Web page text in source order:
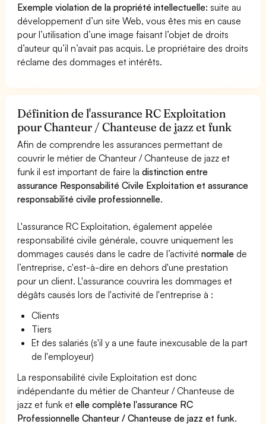
Exemple violation de la propriété intellectuelle: suite au
développement d’un site Web, vous êtes mis en cause
pour l’utilisation d’une image faisant l’objet de droits
d’auteur qu’il n’avait pas acquis. Le propriétaire des droits
réclame des dommages et intérêts.
Définition de l'assurance RC Exploitation
pour Chanteur / Chanteuse de jazz et funk
Afin de comprendre les assurances permettant de
couvrir le métier de Chanteur / Chanteuse de jazz et
funk il est important de faire ladistinction entre
assurance Responsabilité Civile Exploitation et assurance
responsabilité civile professionnelle.
L'assurance RC Exploitation, également appelée
responsabilité civile générale, couvre uniquement les
dommages causés dans le cadre de l’activiténormale de
l’entreprise, c'est-à-dire en dehors d'une prestation
pour un client. L'assurance couvrira les dommages et
dégâts causés lors de l'activité de l'entreprise à :
Clients
Tiers
Et des salariés (s'il y a une faute inexcusable de la part
de l'employeur)
La responsabilité civile Exploitation est donc
indépendante du métier de Chanteur / Chanteuse de
jazz et funk etelle complète l'assurance RC
Professionnelle Chanteur / Chanteuse de jazz et funk.